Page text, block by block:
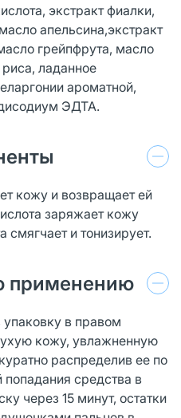
экстракт фиалки,
апельсина,экстракт
грейпфрута, масло
ладанное
ароматной,
ЭДТА.
кожу и возвращает ей
заряжает кожу
смягчает и тонизирует.
применению
в правом
кожу, увлажненную
распределив ее по
попадания средства в
через 15 минут, остатки